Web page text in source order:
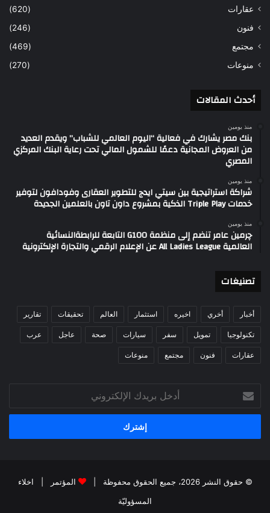
عقارات
(620)
فنون
(246)
مجتمع
(469)
منوعات
(270)
أحدث المقالات
منذ يومين
بنك مصر يشارك في فعالية “اليوم العالمي للشباب” ويقدم العديد
من العروض المجانية دعمًا للشمول المالي تحت رعاية البنك المركزي
المصري
منذ يومين
شراكة استراتيجية بين سيتي ايدج للتطوير العقارى وفودافون لتوفير
خدمات Triple Play الذكية بمشروع داون تاون بالعلمين الجديدة
منذ يومين
چرمين عامر تنضم إلى منظمة G100 التابعة للرابطةالنسائية
العالمية All Ladies League عن الإعلام الرقمي والتجارة الإلكترونية
تصنيغات
أخبار أخري اخيره استثمار العالم تحقيقات تقارير
تكنولوجيا تمويل سفر سيارات صحة عاجل عرب
عقارات فنون مجتمع منوعات
بريدك
الإلكتروني
© حقوق النشر 2026، جميع الحقوق محفوظة | المؤتمر
اخلاء
المسؤوليّة